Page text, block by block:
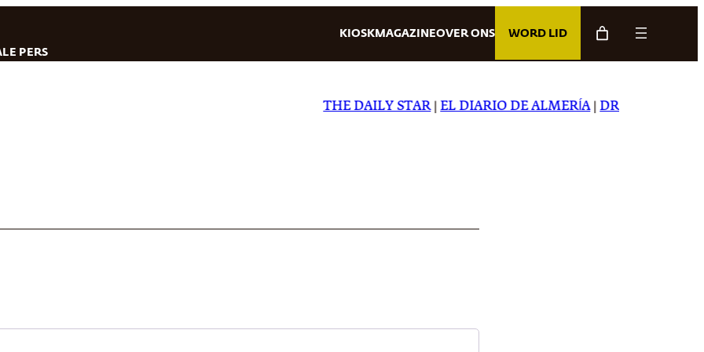
PERS
KIOSK MAGAZINEOVER ONS WORD LID
THE DAILY STAR|EL DIARIO DE ALMERÍA|DREAMING IN